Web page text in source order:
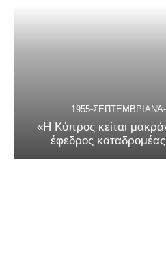
1955-
«Η Κύπρος κείται
έφεδρος